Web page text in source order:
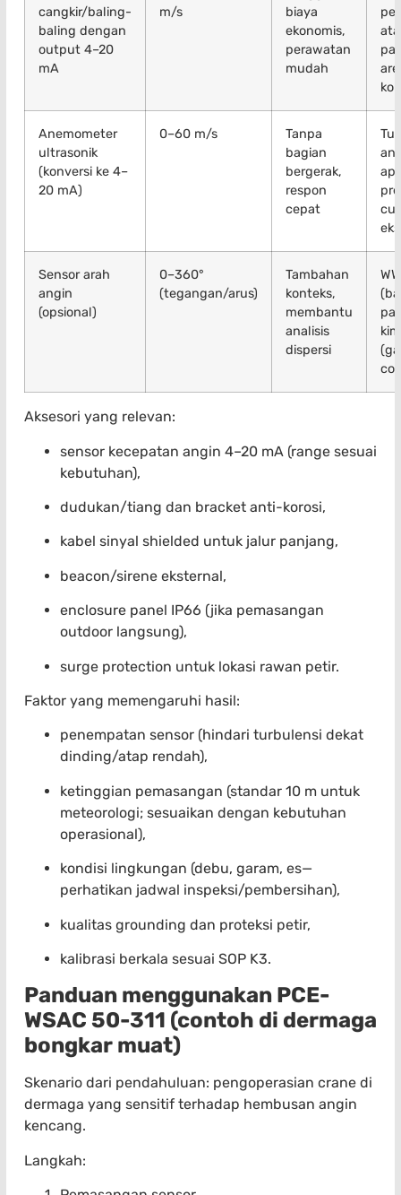
cangkir/baling-
baling dengan
output 4–20
mA
m/s
biaya
ekonomis,
perawatan
mudah
Anemometer
ultrasonik
(konversi ke 4–
20 mA)
0–60 m/s
Tanpa
bagian
bergerak,
respon
cepat
Sensor arah
angin
(opsional)
0–360°
(tegangan/arus)
Tambahan
konteks,
membantu
analisis
dispersi
Aksesori yang relevan:
sensor kecepatan angin 4–20 mA (range sesuai
kebutuhan),
dudukan/tiang dan bracket anti-korosi,
kabel sinyal shielded untuk jalur panjang,
beacon/sirene eksternal,
enclosure panel IP66 (jika pemasangan
outdoor langsung),
surge protection untuk lokasi rawan petir.
Faktor yang memengaruhi hasil:
penempatan sensor (hindari turbulensi dekat
dinding/atap rendah),
ketinggian pemasangan (standar 10 m untuk
meteorologi; sesuaikan dengan kebutuhan
operasional),
kondisi lingkungan (debu, garam, es—
perhatikan jadwal inspeksi/pembersihan),
kualitas grounding dan proteksi petir,
kalibrasi berkala sesuai SOP K3.
Panduan menggunakan PCE-
WSAC 50-311 (contoh di dermaga
bongkar muat)
Skenario dari pendahuluan: pengoperasian crane di
dermaga yang sensitif terhadap hembusan angin
kencang.
Langkah: